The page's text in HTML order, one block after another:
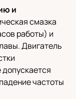
и
смазка
работы) и
Двигатель
частоты